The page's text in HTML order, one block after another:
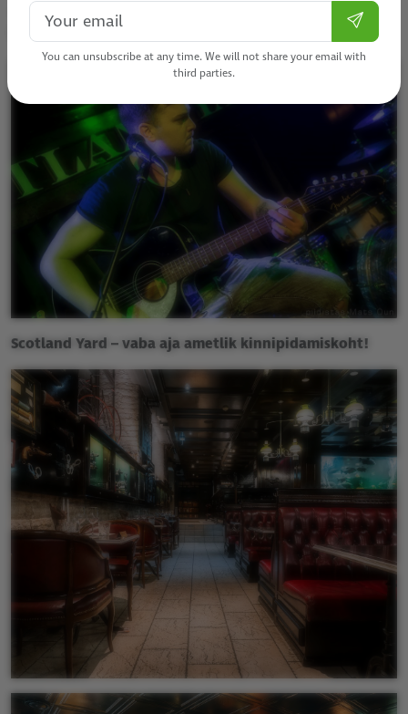
astuvad üles erinevad
programmiga
lähemalt
Scotland Yard – vaba aja ametlik kinnipidamiskoht!
You can unsubscribe at any time. We will not share your email with
third parties.